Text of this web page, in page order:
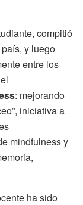
compitió
y luego
entre los
: mejorando
iniciativa a
mindfulness y
ha sido